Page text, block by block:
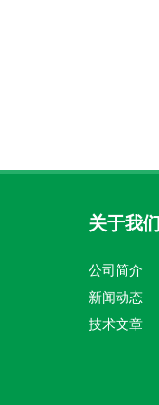
关于我们
公司简介
新闻动态
技术文章